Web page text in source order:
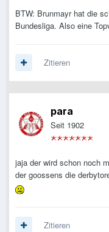
BTW: Brunmayr hat die
Bundesliga. Also eine
Zitieren
para
Seit 1902
jaja der wird schon noch
der goossens die
Zitieren